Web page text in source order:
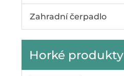
Zahradní čerpadlo
Horké produkty